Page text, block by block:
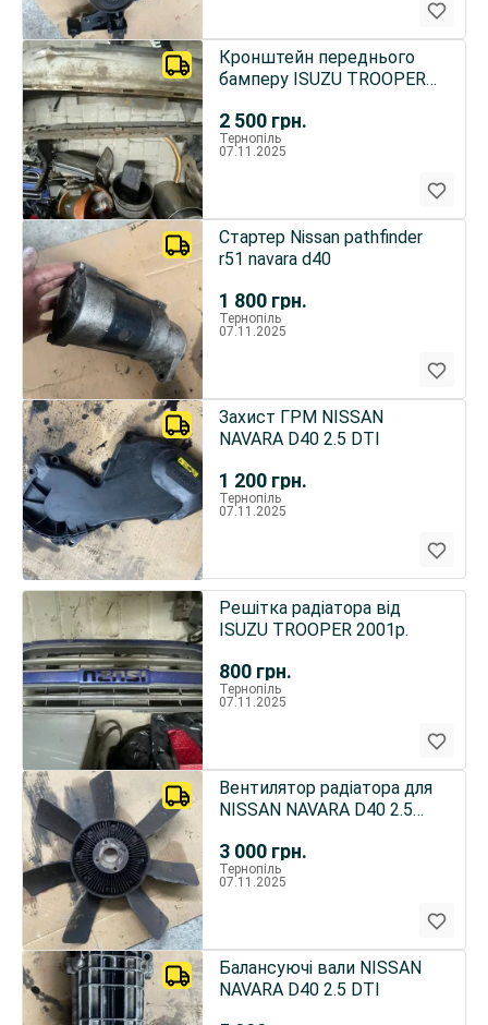
2 500 грн.
Кронштейн переднього
бамперу ISUZU TROOPER
Тернопіль
07.11.2025
1 800 грн.
Стартер Nissan pathfinder
r51 navara d40
Тернопіль
07.11.2025
1 200 грн.
Захист ГРМ NISSAN
NAVARA D40 2.5 DTI
Тернопіль
07.11.2025
800 грн.
Решітка радіатора від
ISUZU TROOPER 2001р.
Тернопіль
07.11.2025
3 000 грн.
Вентилятор радіатора для
NISSAN NAVARA D40 2.5
Тернопіль
07.11.2025
Балансуючі вали NISSAN
NAVARA D40 2.5 DTI